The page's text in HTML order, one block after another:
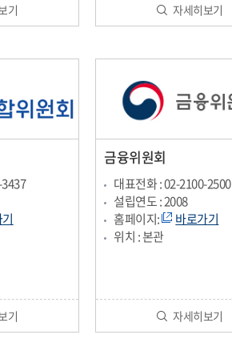
기 자세히보기
기
금융위원회
대표전화 : 02-2100-2500
설립연도 : 2008
홈페이지:
바로가기
위치 : 본관
자세히보기